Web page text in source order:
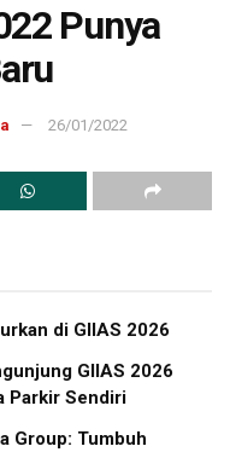
Punya
26/01/2022
di GIIAS 2026
GIIAS 2026
Parkir Sendiri
Group: Tumbuh